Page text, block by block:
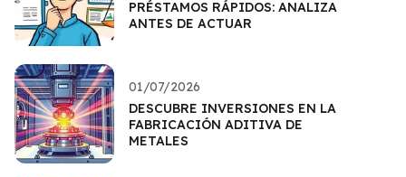
PRÉSTAMOS RÁPIDOS: ANALIZA
ANTES DE ACTUAR
01/07/2026
DESCUBRE INVERSIONES EN LA
FABRICACIÓN ADITIVA DE
METALES